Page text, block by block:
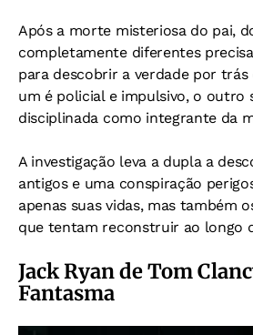
Após a morte misteriosa do pai,
completamente diferentes
para descobrir a verdade por trás
um é policial e impulsivo, o outro
disciplinada como integrante da
A investigação leva a dupla a
antigos e uma conspiração
apenas suas vidas, mas também
que tentam reconstruir ao longo
Jack Ryan de Tom
Fantasma